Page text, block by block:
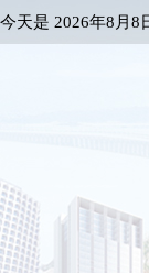
今天是 2026年8月8